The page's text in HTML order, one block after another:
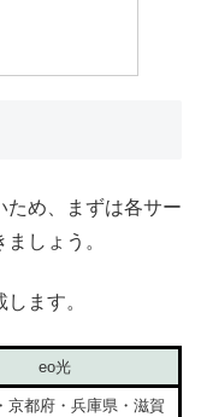
ため、まずは各サー
しょう。
ます。
eo光
京都府・兵庫県・滋賀